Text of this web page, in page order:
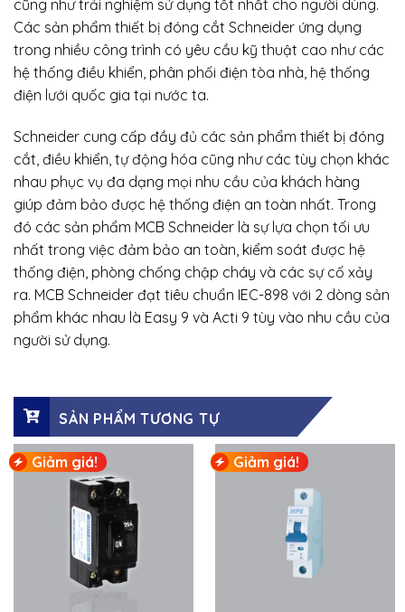
cũng như trải nghiệm sử dụng tốt nhất cho người dùng.
Các sản phẩm thiết bị đóng cắt Schneider ứng dụng
trong nhiều công trình có yêu cầu kỹ thuật cao như các
hệ thống điều khiển, phân phối điện tòa nhà, hệ thống
điện lưới quốc gia tại nước ta.
Schneider cung cấp đầy đủ các sản phẩm thiết bị đóng
cắt, điều khiển, tự động hóa cũng như các tùy chọn khác
nhau phục vụ đa dạng mọi nhu cầu của khách hàng
giúp đảm bảo được hệ thống điện an toàn nhất. Trong
đó các sản phẩm MCB Schneider là sự lựa chọn tối ưu
nhất trong việc đảm bảo an toàn, kiểm soát được hệ
thống điện, phòng chống chập cháy và các sự cố xảy
ra. MCB Schneider đạt tiêu chuẩn IEC-898 với 2 dòng sản
phẩm khác nhau là Easy 9 và Acti 9 tùy vào nhu cầu của
người sử dụng.
SẢN PHẨM TƯƠNG TỰ
Giảm giá! Giảm giá!